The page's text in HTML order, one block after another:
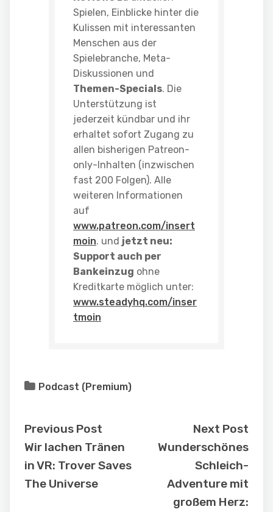
Spielen, Einblicke hinter die
Kulissen mit interessanten
Menschen aus der
Spielebranche, Meta-
Diskussionen und
Themen-Specials. Die
Unterstützung ist
jederzeit kündbar und ihr
erhaltet sofort Zugang zu
allen bisherigen Patreon-
only-Inhalten (inzwischen
fast 200 Folgen). Alle
weiteren Informationen
auf
www.patreon.com/insert
moin. und jetzt neu:
Support auch per
Bankeinzug ohne
Kreditkarte möglich unter:
www.steadyhq.com/inser
tmoin
Podcast (Premium)
Previous Post
Wir lachen Tränen
in VR: Trover Saves
The Universe
Next Post
Wunderschönes
Schleich-
Adventure mit
großem Herz: